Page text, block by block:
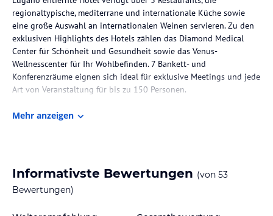
regionaltypische, mediterrane und internationale Küche sowie
eine große Auswahl an internationalen Weinen servieren. Zu den
exklusiven Highlights des Hotels zählen das Diamond Medical
Center für Schönheit und Gesundheit sowie das Venus-
Wellnesscenter für Ihr Wohlbefinden. 7 Bankett- und
Konferenzräume eignen sich ideal für exklusive Meetings und jede
Art von Veranstaltung für bis zu 150 Personen.
Lugano. Ruhig gelegen. Kostenloser Shuttletransfer bei An- und
Abreise (Bahnhof Lugano und Flughafen Lugano-Agno) und in das
Stadtzentrum Lugano.
Mehr anzeigen
Informativste Bewertungen (von 53
Bewertungen)